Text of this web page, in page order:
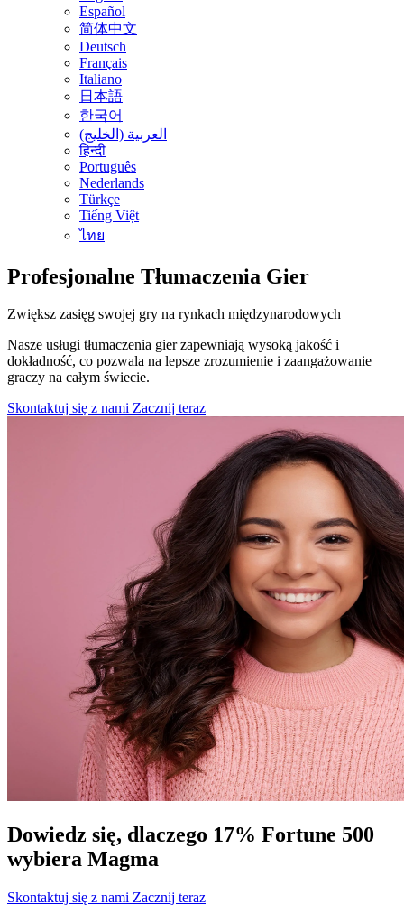
Español
简体中文
Deutsch
Français
Italiano
日本語
한국어
العربية (الخليج)
हिन्दी
Português
Nederlands
Türkçe
Tiếng Việt
ไทย
Profesjonalne Tłumaczenia Gier
Zwiększ zasięg swojej gry na rynkach międzynarodowych
Nasze usługi tłumaczenia gier zapewniają wysoką jakość i
dokładność, co pozwala na lepsze zrozumienie i zaangażowanie
graczy na całym świecie.
Skontaktuj się z nami Zacznij teraz
Dowiedz się, dlaczego 17% Fortune 500
wybiera Magma
Skontaktuj się z nami Zacznij teraz